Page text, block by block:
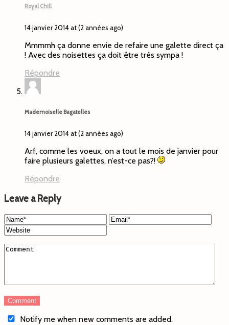
Royal Chill
14 janvier 2014 at (2 années ago)
Mmmmh ça donne envie de refaire une galette direct ça
! Avec des noisettes ça doit être très sympa !
Répondre
Mademoiselle Bagatelles
14 janvier 2014 at (2 années ago)
Arf, comme les voeux, on a tout le mois de janvier pour
faire plusieurs galettes, n’est-ce pas?!
Répondre
Leave a Reply
Notify me when new comments are added.